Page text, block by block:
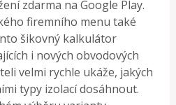
zdarma na Google Play.
firemního menu také
šikovný kalkulátor
i nových obvodových
velmi rychle ukáže, jakých
typy izolací dosáhnout.